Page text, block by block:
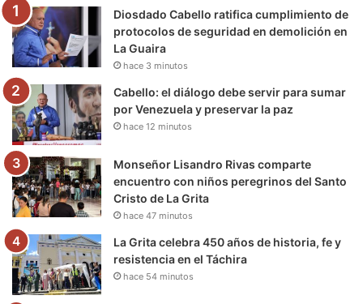
k
r
e
r
m
a
Diosdado Cabello ratifica cumplimiento de
protocolos de seguridad en demolición en
La Guaira
hace 3 minutos
Cabello: el diálogo debe servir para sumar
por Venezuela y preservar la paz
hace 12 minutos
Monseñor Lisandro Rivas comparte
encuentro con niños peregrinos del Santo
Cristo de La Grita
hace 47 minutos
La Grita celebra 450 años de historia, fe y
resistencia en el Táchira
hace 54 minutos